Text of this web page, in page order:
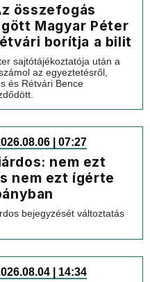
összefogás
Magyar Péter
borítja a bilit
sajtótájékoztatója után a
az egyeztetésről,
és Rétvári Bence
| 07:27
nem ezt
nem ezt ígérte
bejegyzését változtatás
| 14:34